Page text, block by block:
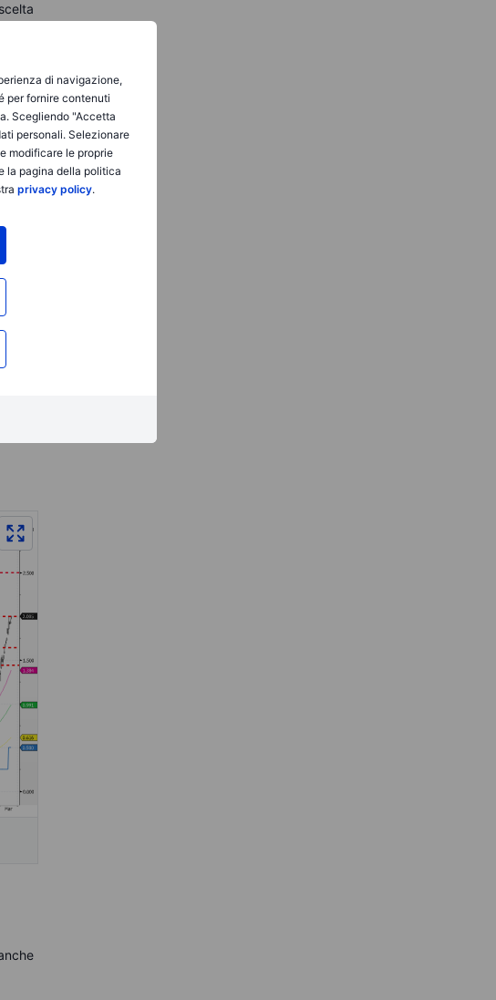
di navigazione,
per fornire contenuti
Scegliendo "Accetta
personali. Selezionare
modificare le proprie
la pagina della politica
privacy policy.
al
che i
e
è